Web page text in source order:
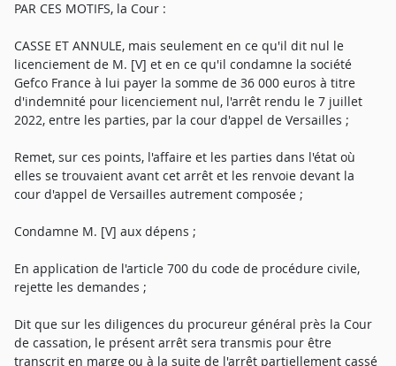
PAR CES MOTIFS, la Cour :
CASSE ET ANNULE, mais seulement en ce qu'il dit nul le
licenciement de M. [V] et en ce qu'il condamne la société
Gefco France à lui payer la somme de 36 000 euros à titre
d'indemnité pour licenciement nul, l'arrêt rendu le 7 juillet
2022, entre les parties, par la cour d'appel de Versailles ;
Remet, sur ces points, l'affaire et les parties dans l'état où
elles se trouvaient avant cet arrêt et les renvoie devant la
cour d'appel de Versailles autrement composée ;
Condamne M. [V] aux dépens ;
En application de l'article 700 du code de procédure civile,
rejette les demandes ;
Dit que sur les diligences du procureur général près la Cour
de cassation, le présent arrêt sera transmis pour être
transcrit en marge ou à la suite de l'arrêt partiellement cassé